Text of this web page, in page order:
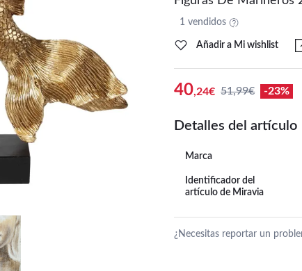
1 vendidos
Añadir a Mi wishlist
40,24€ 51,99€ -23%
Detalles del artículo
Marca
Identificador del
artículo de Miravia
¿Necesitas reportar un